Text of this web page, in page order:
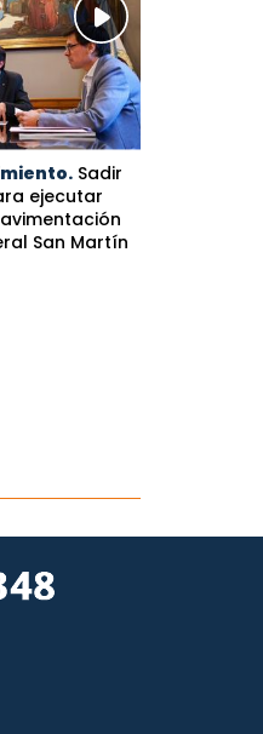
Sadir
ejecutar
San Martín